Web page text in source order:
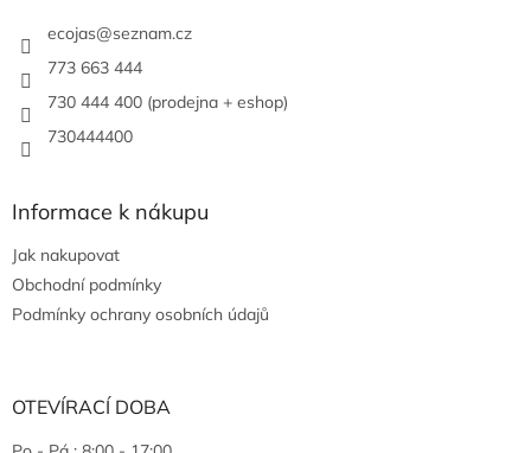
ecojas@seznam.cz
773 663 444
730 444 400 (prodejna + eshop)
730444400
Informace k nákupu
Jak nakupovat
Obchodní podmínky
Podmínky ochrany osobních údajů
OTEVÍRACÍ DOBA